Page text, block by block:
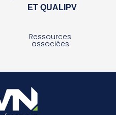
ET QUALIPV
Ressources
associées